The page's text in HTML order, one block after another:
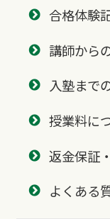
合格体験
講師から
入塾まで
授業料に
返金保証
よくある